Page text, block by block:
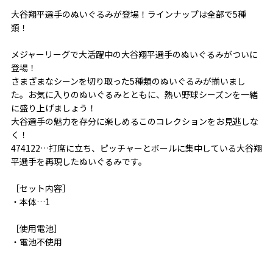
大谷翔平選手のぬいぐるみが登場！ラインナップは全部で5種
類！
メジャーリーグで大活躍中の大谷翔平選手のぬいぐるみがついに
登場！
さまざまなシーンを切り取った5種類のぬいぐるみが揃いまし
た。お気に入りのぬいぐるみとともに、熱い野球シーズンを一緒
に盛り上げましょう！
大谷選手の魅力を存分に楽しめるこのコレクションをお見逃しな
く！
474122…打席に立ち、ピッチャーとボールに集中している大谷翔
平選手を再現したぬいぐるみです。
［セット内容］
・本体…1
［使用電池］
・電池不使用